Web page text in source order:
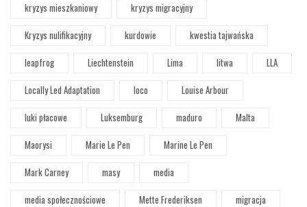
kryzys mieszkaniowy
kryzys migracyjny
Kryzys nulifikacyjny
kurdowie
kwestia tajwańska
leapfrog
Liechtenstein Lima litwa
LLA
Locally Led Adaptation
loco
Louise Arbour
luki płacowe
Luksemburg maduro
Malta
Maorysi
Marie Le Pen
Marine Le Pen
Mark Carney
masy
media
media społecznościowe
Mette Frederiksen
migracja